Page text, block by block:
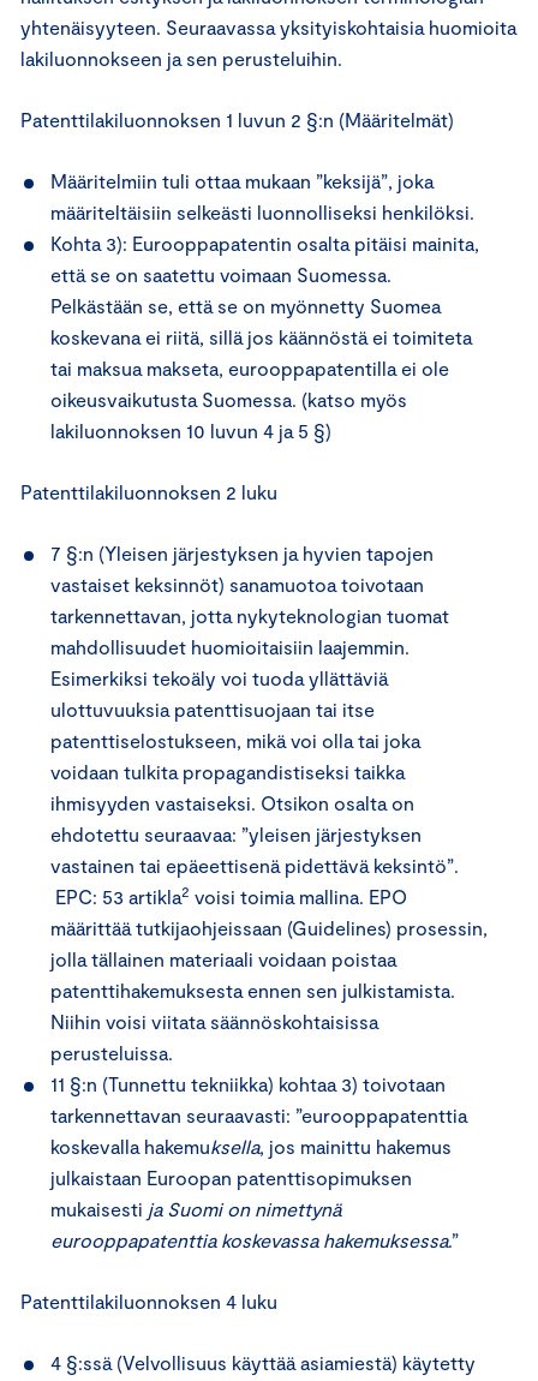
yhtenäisyyteen. Seuraavassa yksityiskohtaisia huomioita
lakiluonnokseen ja sen perusteluihin.
Patenttilakiluonnoksen 1 luvun 2 §:n (Määritelmät)
Määritelmiin tuli ottaa mukaan ”keksijä”, joka
määriteltäisiin selkeästi luonnolliseksi henkilöksi.
Kohta 3): Eurooppapatentin osalta pitäisi mainita,
että se on saatettu voimaan Suomessa.
Pelkästään se, että se on myönnetty Suomea
koskevana ei riitä, sillä jos käännöstä ei toimiteta
tai maksua makseta, eurooppapatentilla ei ole
oikeusvaikutusta Suomessa. (katso myös
lakiluonnoksen 10 luvun 4 ja 5 §)
Patenttilakiluonnoksen 2 luku
7 §:n (Yleisen järjestyksen ja hyvien tapojen
vastaiset keksinnöt) sanamuotoa toivotaan
tarkennettavan, jotta nykyteknologian tuomat
mahdollisuudet huomioitaisiin laajemmin.
Esimerkiksi tekoäly voi tuoda yllättäviä
ulottuvuuksia patenttisuojaan tai itse
patenttiselostukseen, mikä voi olla tai joka
voidaan tulkita propagandistiseksi taikka
ihmisyyden vastaiseksi. Otsikon osalta on
ehdotettu seuraavaa: ”yleisen järjestyksen
vastainen tai epäeettisenä pidettävä keksintö”.
EPC: 53 artikla2 voisi toimia mallina. EPO
määrittää tutkijaohjeissaan (Guidelines) prosessin,
jolla tällainen materiaali voidaan poistaa
patenttihakemuksesta ennen sen julkistamista.
Niihin voisi viitata säännöskohtaisissa
perusteluissa.
11 §:n (Tunnettu tekniikka) kohtaa 3) toivotaan
tarkennettavan seuraavasti: ”eurooppapatenttia
koskevalla hakemuksella, jos mainittu hakemus
julkaistaan Euroopan patenttisopimuksen
mukaisesti ja Suomi on nimettynä
eurooppapatenttia koskevassa hakemuksessa.”
Patenttilakiluonnoksen 4 luku
4 §:ssä (Velvollisuus käyttää asiamiestä) käytetty